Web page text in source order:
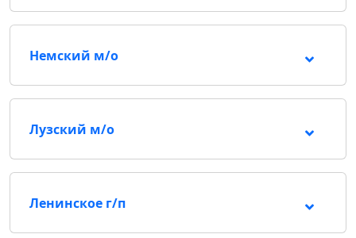
Немский м/о
Лузский м/о
Ленинское г/п